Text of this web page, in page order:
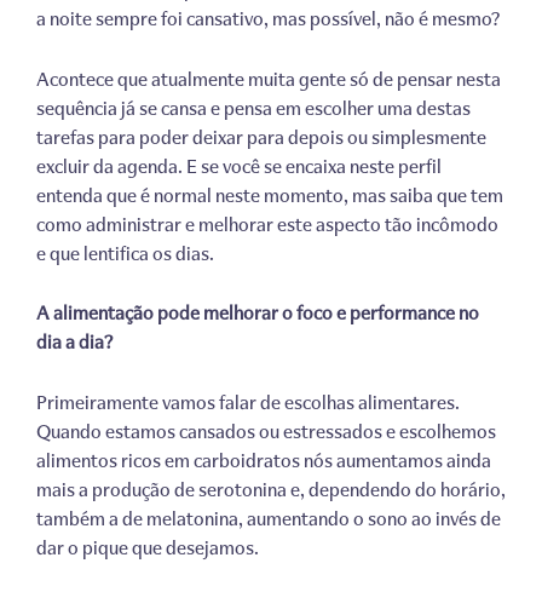
a noite sempre foi cansativo, mas possível, não é mesmo?
Acontece que atualmente muita gente só de pensar nesta
sequência já se cansa e pensa em escolher uma destas
tarefas para poder deixar para depois ou simplesmente
excluir da agenda. E se você se encaixa neste perfil
entenda que é normal neste momento, mas saiba que tem
como administrar e melhorar este aspecto tão incômodo
e que lentifica os dias.
A alimentação pode melhorar o foco e performance no
dia a dia?
Primeiramente vamos falar de escolhas alimentares.
Quando estamos cansados ou estressados e escolhemos
alimentos ricos em carboidratos nós aumentamos ainda
mais a produção de serotonina e, dependendo do horário,
também a de melatonina, aumentando o sono ao invés de
dar o pique que desejamos.